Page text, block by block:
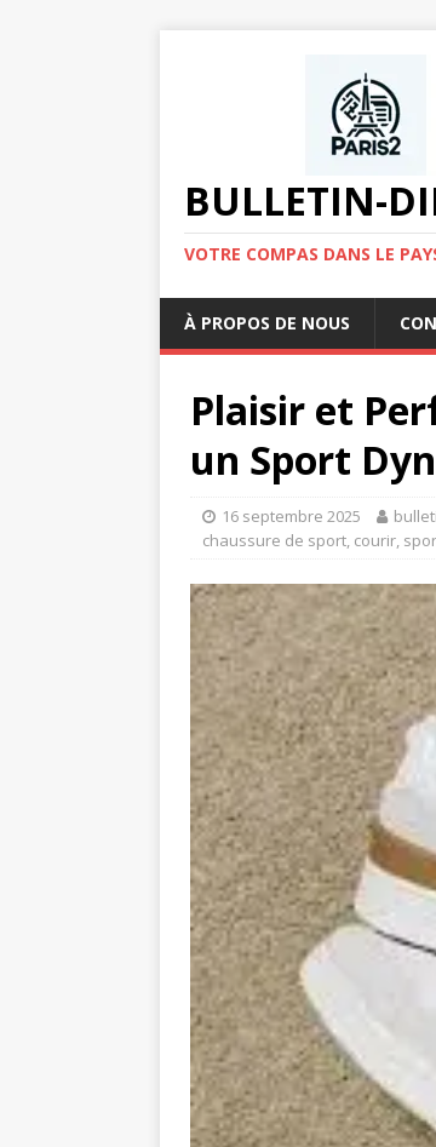
BULLETIN-
VOTRE COMPAS DANS LE
À PROPOS DE NOUS
Plaisir et
un Sport
16 septembre 2025
chaussure de sport, courir,